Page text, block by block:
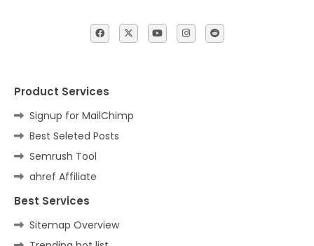
Product Services
Signup for MailChimp
Best Seleted Posts
Semrush Tool
ahref Affiliate
Best Services
Sitemap Overview